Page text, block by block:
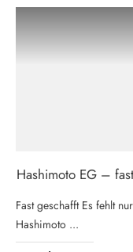
Hashimoto EG –
Fast geschafft Es fehlt
Hashimoto ...